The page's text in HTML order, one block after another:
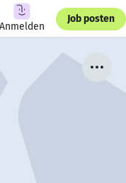
Anmelden
Job posten